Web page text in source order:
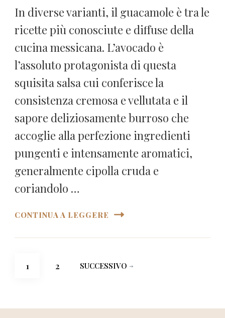
In diverse varianti, il guacamole è tra le
ricette più conosciute e diffuse della
cucina messicana. L’avocado è
l’assoluto protagonista di questa
squisita salsa cui conferisce la
consistenza cremosa e vellutata e il
sapore deliziosamente burroso che
accoglie alla perfezione ingredienti
pungenti e intensamente aromatici,
generalmente cipolla cruda e
coriandolo …
CONTINUA A LEGGERE
Paginazione
articoli
PAGINA
1 PAGINA
2 SUCCESSIVO